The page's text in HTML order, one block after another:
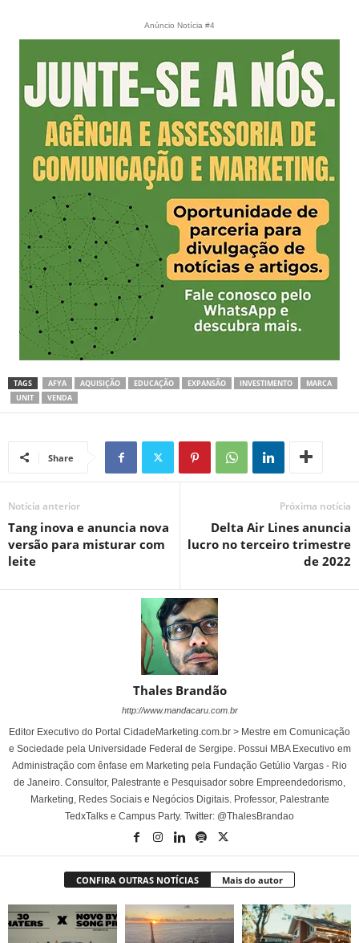
Anúncio Notícia #4
TAGS AFYA AQUISIÇÃO EDUCAÇÃO EXPANSÃO INVESTIMENTO
MARCA
UNIT
VENDA
Share
Notícia anterior
Tang inova e anuncia nova
versão para misturar com
leite
Próxima notícia
Delta Air Lines anuncia
lucro no terceiro trimestre
de 2022
Thales Brandão
http://www.mandacaru.com.br
Editor Executivo do Portal CidadeMarketing.com.br > Mestre em Comunicação
e Sociedade pela Universidade Federal de Sergipe. Possui MBA Executivo em
Administração com ênfase em Marketing pela Fundação Getúlio Vargas - Rio
de Janeiro. Consultor, Palestrante e Pesquisador sobre Empreendedorismo,
Marketing, Redes Sociais e Negócios Digitais. Professor, Palestrante
TedxTalks e Campus Party. Twitter: @ThalesBrandao
CONFIRA OUTRAS NOTÍCIAS Mais do autor